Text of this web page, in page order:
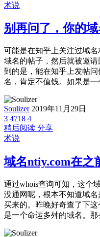
术说
别再问了，你的域
可能是在知乎上关注过域
域名的帖子，然后就被邀
到的是，能在知乎上发帖
名，肯定不值钱。如果是
Soulizer 2019年11月29日
3 4718 4
稍后阅读 分享
术说
域名ntiy.com在之
通过whois查询可知，这个
没通网呢，根本不知道域
买来的。昨晚好奇查了下
是一个命运多舛的域名。